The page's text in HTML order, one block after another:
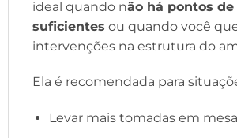
ideal quando não há pontos
suficientes ou quando você
intervenções na estrutura do
Ela é recomendada para
Levar mais tomadas em